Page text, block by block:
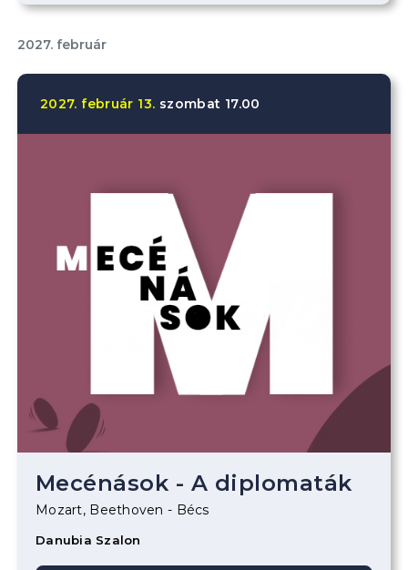
2027. február
2027. február 13. szombat 17.00
Mecénások - A diplomaták
Mozart, Beethoven - Bécs
Danubia Szalon